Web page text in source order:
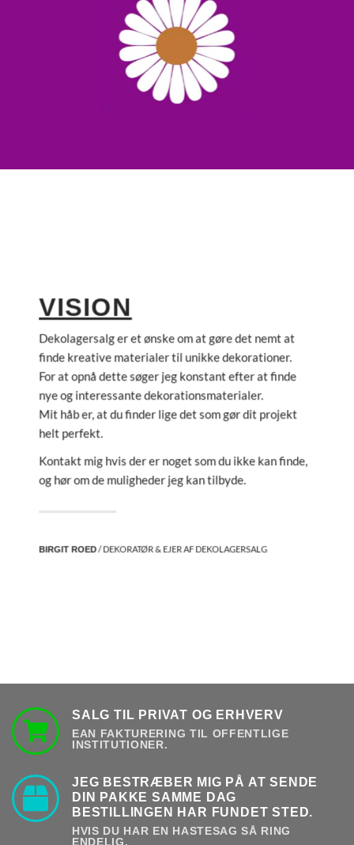
VISION
Dekolagersalg er et ønske om at gøre det nemt at
finde kreative materialer til unikke dekorationer.
For at opnå dette søger jeg konstant efter at finde
nye og interessante dekorationsmaterialer.
Mit håb er, at du finder lige det som gør dit projekt
helt perfekt.
Kontakt mig hvis der er noget som du ikke kan finde,
og hør om de muligheder jeg kan tilbyde.
BIRGIT ROED/ DEKORATØR & EJER AF DEKOLAGERSALG
SALG TIL PRIVAT OG ERHVERV
EAN FAKTURERING TIL OFFENTLIGE
INSTITUTIONER.
JEG BESTRÆBER MIG PÅ AT SENDE
DIN PAKKE SAMME DAG
BESTILLINGEN HAR FUNDET STED.
HVIS DU HAR EN HASTESAG SÅ RING
ENDELIG.